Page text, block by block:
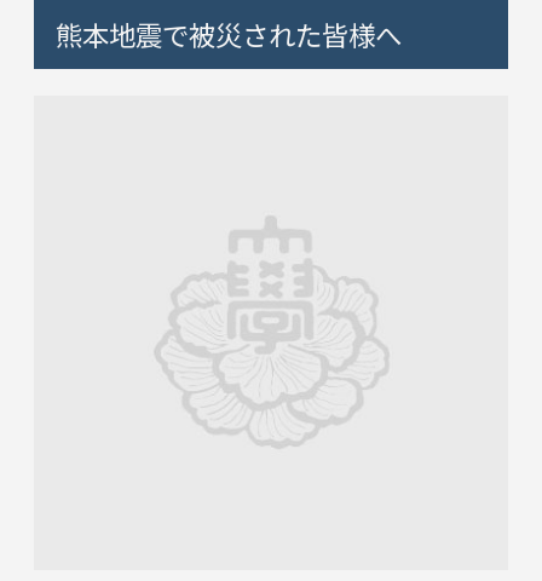
熊本地震で被災された皆様へ